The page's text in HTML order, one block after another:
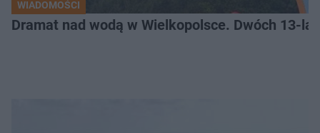
WIADOMOŚCI
Dramat nad wodą w Wielkopolsce. Dwóch 13-